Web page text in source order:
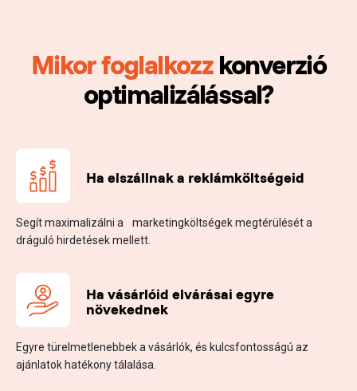
Mikor foglalkozzkonverzió
optimalizálással?
Ha elszállnak a reklámköltségeid
Segít maximalizálni a marketingköltségek megtérülését a
dráguló hirdetések mellett.
Ha vásárlóid elvárásai egyre
növekednek
Egyre türelmetlenebbek a vásárlók, és kulcsfontosságú az
ajánlatok hatékony tálalása.